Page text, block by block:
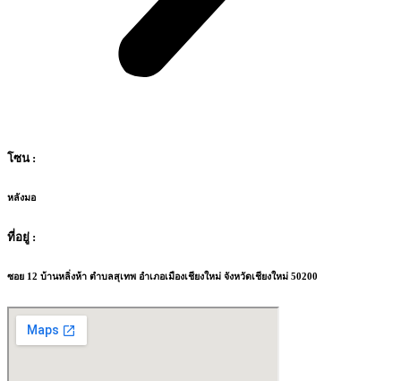
โซน :
หลังมอ
ที่อยู่ :
ซอย 12 บ้านหลิ่งห้า ตำบลสุเทพ อำเภอเมืองเชียงใหม่ จังหวัดเชียงใหม่ 50200